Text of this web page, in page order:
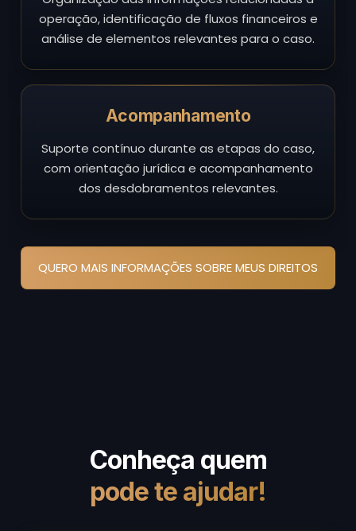
operação, identificação de fluxos financeiros e
análise de elementos relevantes para o caso.
Acompanhamento
Suporte contínuo durante as etapas do caso,
com orientação jurídica e acompanhamento
dos desdobramentos relevantes.
QUERO MAIS INFORMAÇÕES SOBRE MEUS DIREITOS
Conheça quem
pode te ajudar!